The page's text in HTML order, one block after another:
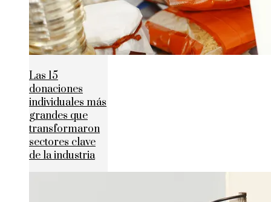
Las 15
donaciones
individuales más
grandes que
transformaron
sectores clave
de la industria